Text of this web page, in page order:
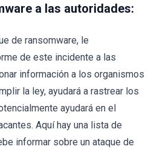
a las autoridades:
de ransomware, le
de este incidente a las
información a los organismos
la ley, ayudará a rastrear los
ayudará en el
Aquí hay una lista de
informar sobre un ataque de